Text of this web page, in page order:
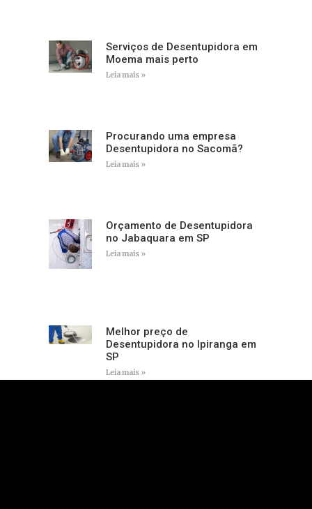
Serviços de Desentupidora em
Moema mais perto
Leia mais »
Procurando uma empresa
Desentupidora no Sacomã?
Leia mais »
Orçamento de Desentupidora
no Jabaquara em SP
Leia mais »
Melhor preço de
Desentupidora no Ipiranga em
SP
Leia mais »